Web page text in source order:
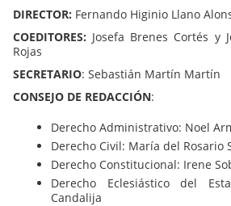
DIRECTOR: Fernando Higinio Llano
COEDITORES: Josefa Brenes Cortés y
Rojas
SECRETARIO: Sebastián Martín Martín
CONSEJO DE REDACCIÓN:
Derecho Administrativo: Noel
Derecho Civil: María del Rosario
Derecho Constitucional: Irene
Derecho Eclesiástico del
Candalija